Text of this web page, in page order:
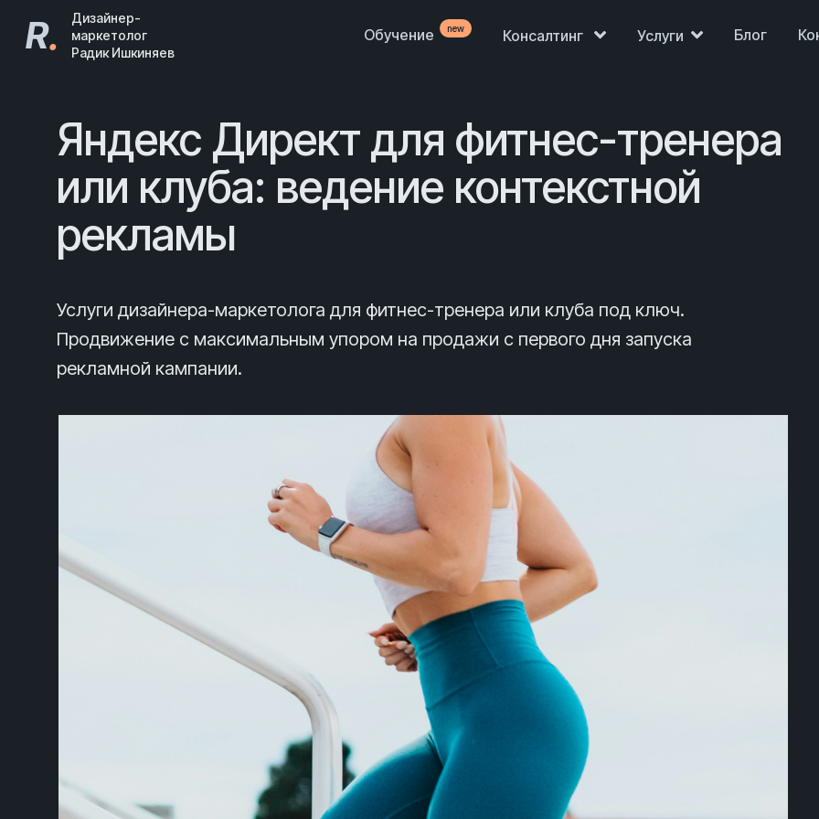
R.
Дизайнер-
маркетолог
Радик Ишкиняев
Обучение new Консалтинг Услуги Блог
Яндекс Директ для фитнес-тренера
или клуба: ведение контекстной
рекламы
Услуги дизайнера-маркетолога для фитнес-тренера или клуба под ключ.
Продвижение с максимальным упором на продажи с первого дня запуска
рекламной кампании.